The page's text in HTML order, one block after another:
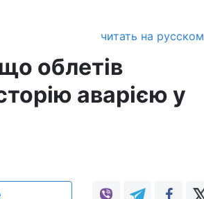
читать на русском
облетів
аварією у